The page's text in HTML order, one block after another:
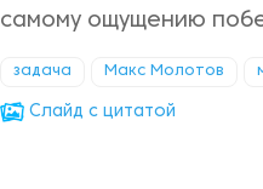
самому ощущению
задача Макс Молотов
Cлайд с цитатой